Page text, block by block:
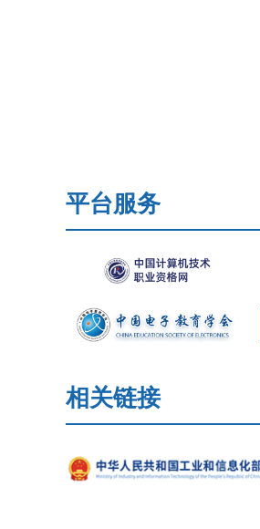
平台服务
相关链接